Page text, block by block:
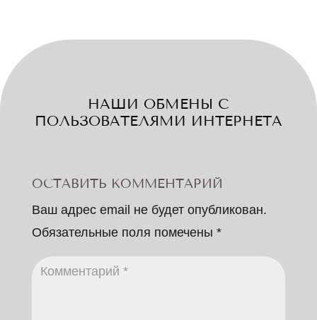
НАШИ ОБМЕНЫ С
ПОЛЬЗОВАТЕЛЯМИ ИНТЕРНЕТА
ОСТАВИТЬ КОММЕНТАРИЙ
Ваш адрес email не будет опубликован.
Обязательные поля помечены *